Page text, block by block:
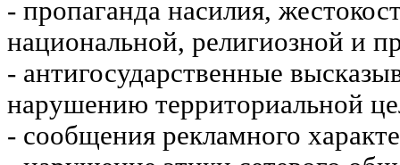
- пропаганда насилия,
национальной, религиозной и
- антигосударственные
нарушению территориальной
- сообщения рекламного